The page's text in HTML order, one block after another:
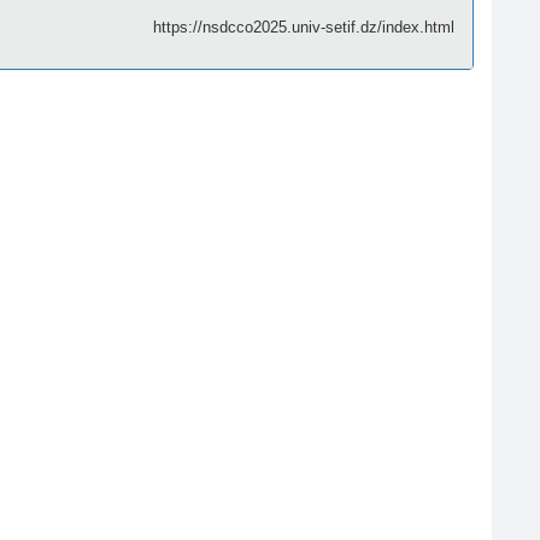
https://nsdcco2025.univ-setif.dz/index.html